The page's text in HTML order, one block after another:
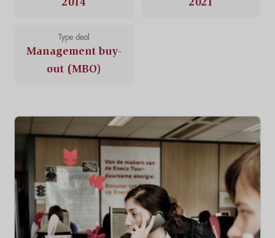
2014 2021
Type deal
Management buy-
out (MBO)